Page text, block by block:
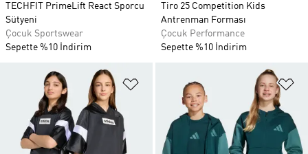
TECHFIT PrimeLift React Sporcu
Sütyeni
Çocuk Sportswear
Sepette %10 İndirim
Tiro 25 Competition Kids
Antrenman Forması
Çocuk Performance
Sepette %10 İndirim
Favori Listesine Ekle